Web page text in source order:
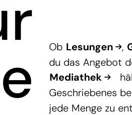
Ob Lesungen ,
du das Angebot
Mediathek
Geschriebenes
jede Menge zu